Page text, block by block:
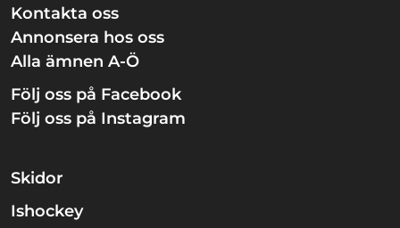
Kontakta oss
Annonsera hos oss
Alla ämnen A-Ö
Följ oss på Facebook
Följ oss på Instagram
Skidor
Ishockey